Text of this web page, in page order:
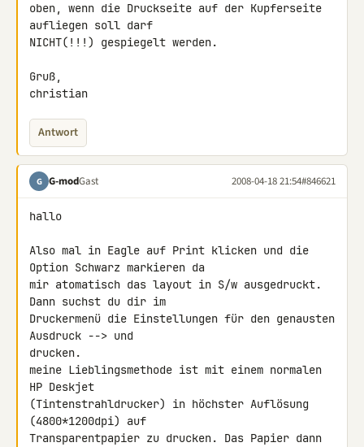
oben, wenn die Druckseite auf der Kupferseite
aufliegen soll darf
NICHT(!!!) gespiegelt werden.
Gruß,
christian
Antwort
G G-modGast 2008-04-18 21:54#846621
hallo
Also mal in Eagle auf Print klicken und die
Option Schwarz markieren da
mir atomatisch das layout in S/w ausgedruckt.
Dann suchst du dir im
Druckermenü die Einstellungen für den genausten
Ausdruck --> und
drucken.
meine Lieblingsmethode ist mit einem normalen
HP Deskjet
(Tintenstrahldrucker) in höchster Auflösung
(4800*1200dpi) auf
Transparentpapier zu drucken. Das Papier dann